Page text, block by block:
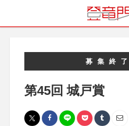
募集終了
第45回 城戸賞